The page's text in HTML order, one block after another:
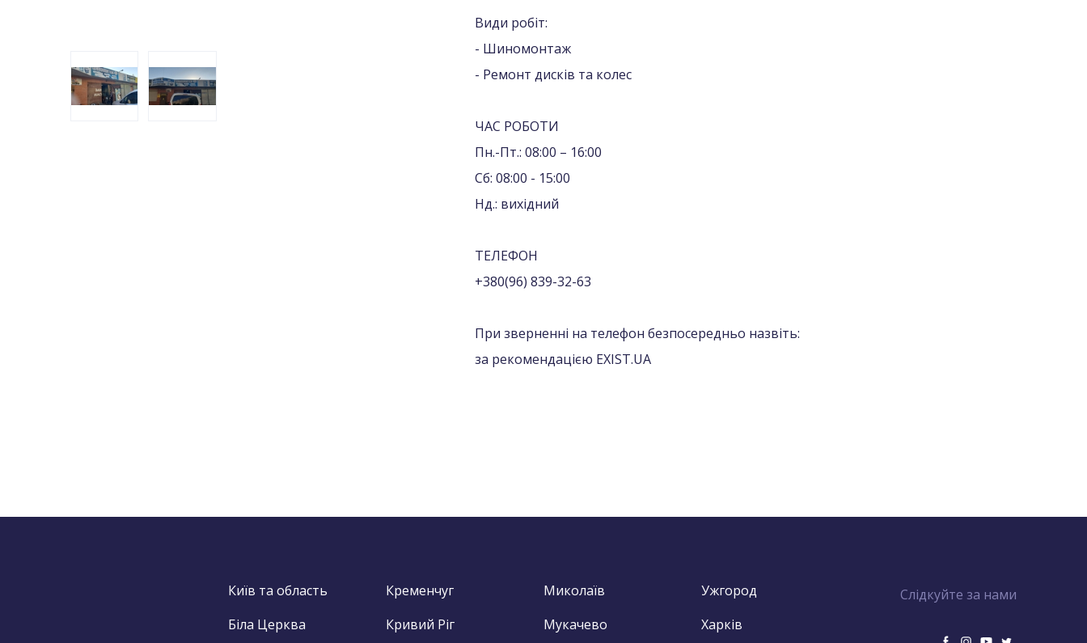
Види робіт:
- Шиномонтаж
- Ремонт дисків та колес
ЧАС РОБОТИ
Пн.-Пт.: 08:00 – 16:00
Сб: 08:00 - 15:00
Нд.: вихідний
ТЕЛЕФОН
+380(96) 839-32-63
При зверненні на телефон безпосередньо назвіть:
за рекомендацією EXIST.UA
Київ та область
Біла Церква
Кременчуг
Кривий Ріг
Миколаїв
Мукачево
Ужгород
Харків
Слідкуйте за нами